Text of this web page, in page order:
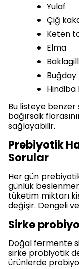
Yulaf
Çiğ
Keten
Elma
Hindiba
Bu listeye benzer
bağırsak
sağlayabilir.
Prebiyotik
Sorular
Her gün
günlük
tüketim miktarı
değişir. Dengeli
Sirke
Doğal fermente
sirke probiyotik
ürünlerde